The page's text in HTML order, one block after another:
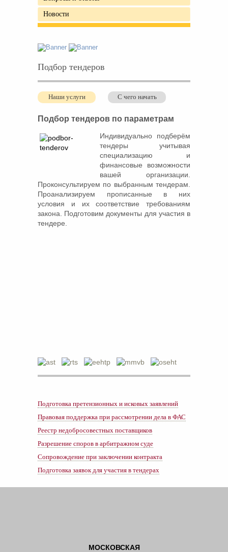
Новости
Подбор тендеров
Наши услуги С чего начать
Подбор тендеров по параметрам
Индивидуально подберём
тендеры учитывая
специализацию и
финансовые возможности
вашей организации.
Проконсультируем по выбранным тендерам.
Проанализируем прописанные в них
условия и их соответствие требованиям
закона. Подготовим документы для участия в
тендере.
Подготовка претензионных и исковых заявлений
Правовая поддержка при рассмотрении дела в ФАС
Реестр недобросовестных поставщиков
Разрешение споров в арбитражном суде
Сопровождение при заключении контракта
Подготовка заявок для участия в тендерах
МОСКОВСКАЯ